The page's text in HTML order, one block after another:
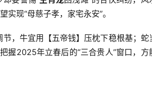
现“母慈子孝，家宅永安”。
，牛宜用【五帝钱】压枕下稳根基；蛇
握2025年立春后的“三合贵人”窗口，方